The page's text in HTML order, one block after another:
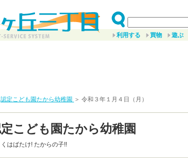
利用する 買物 遊ぶ
認定こども園たから幼稚園 ＞ 令和３年１月４日（月）
こども園たから幼稚園
くはばたけ! たからの子!!